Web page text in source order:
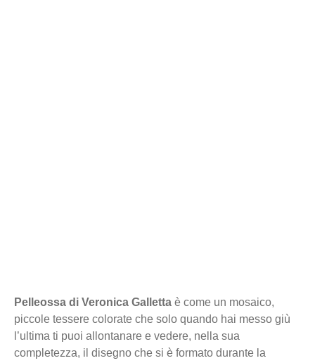
Pelleossa di Veronica Galletta è come un mosaico,
piccole tessere colorate che solo quando hai messo giù
l’ultima ti puoi allontanare e vedere, nella sua
completezza, il disegno che si è formato durante la